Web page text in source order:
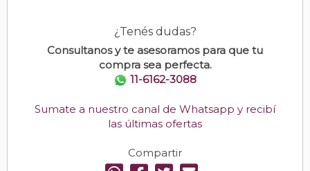
¿Tenés dudas?
Consultanos y te asesoramos para que tu
compra sea perfecta.
11-6162-3088
Sumate a nuestro canal de Whatsapp y recibí
las últimas ofertas
Compartir